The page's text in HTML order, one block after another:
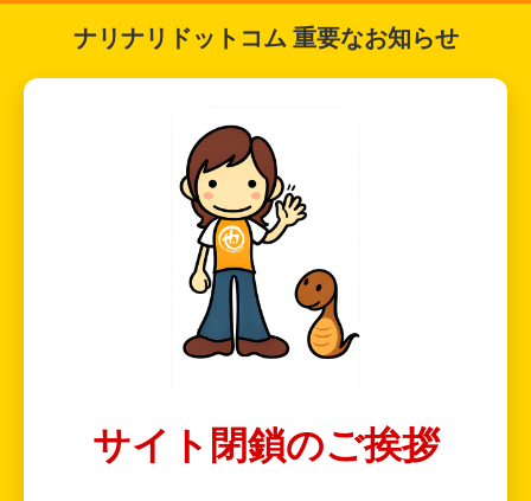
ナリナリドットコム 重要なお知らせ
サイト閉鎖のご挨拶